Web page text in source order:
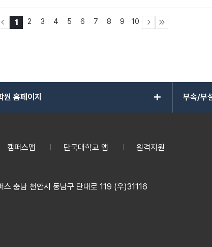
1 2 3 4 5 6 7 8 9 10
원 홈페이지 add 부속/부
캠퍼스맵 단국대학교 앱 원격지원
충남 천안시 동남구 단대로 119 (우)31116